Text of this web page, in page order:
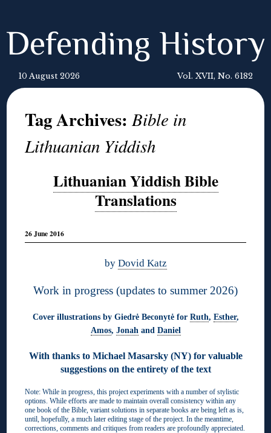
Defending History
10 August 2026 Vol. XVII, No. 6182
Tag Archives:Bible in
Lithuanian Yiddish
Lithuanian Yiddish Bible
Translations
26 June 2016
by Dovid Katz
Work in progress (updates to summer 2026)
Cover illustrations by Giedrė Beconytė for Ruth, Esther,
Amos, Jonah and Daniel
With thanks to Michael Masarsky (NY) for valuable
suggestions on the entirety of the text
Note: While in progress, this project experiments with a number of stylistic
options. While efforts are made to maintain overall consistency within any
one book of the Bible, variant solutions in separate books are being left as is,
until, hopefully, a much later editing stage of the project. In the meantime,
corrections, comments and critiques from readers are profoundly appreciated.